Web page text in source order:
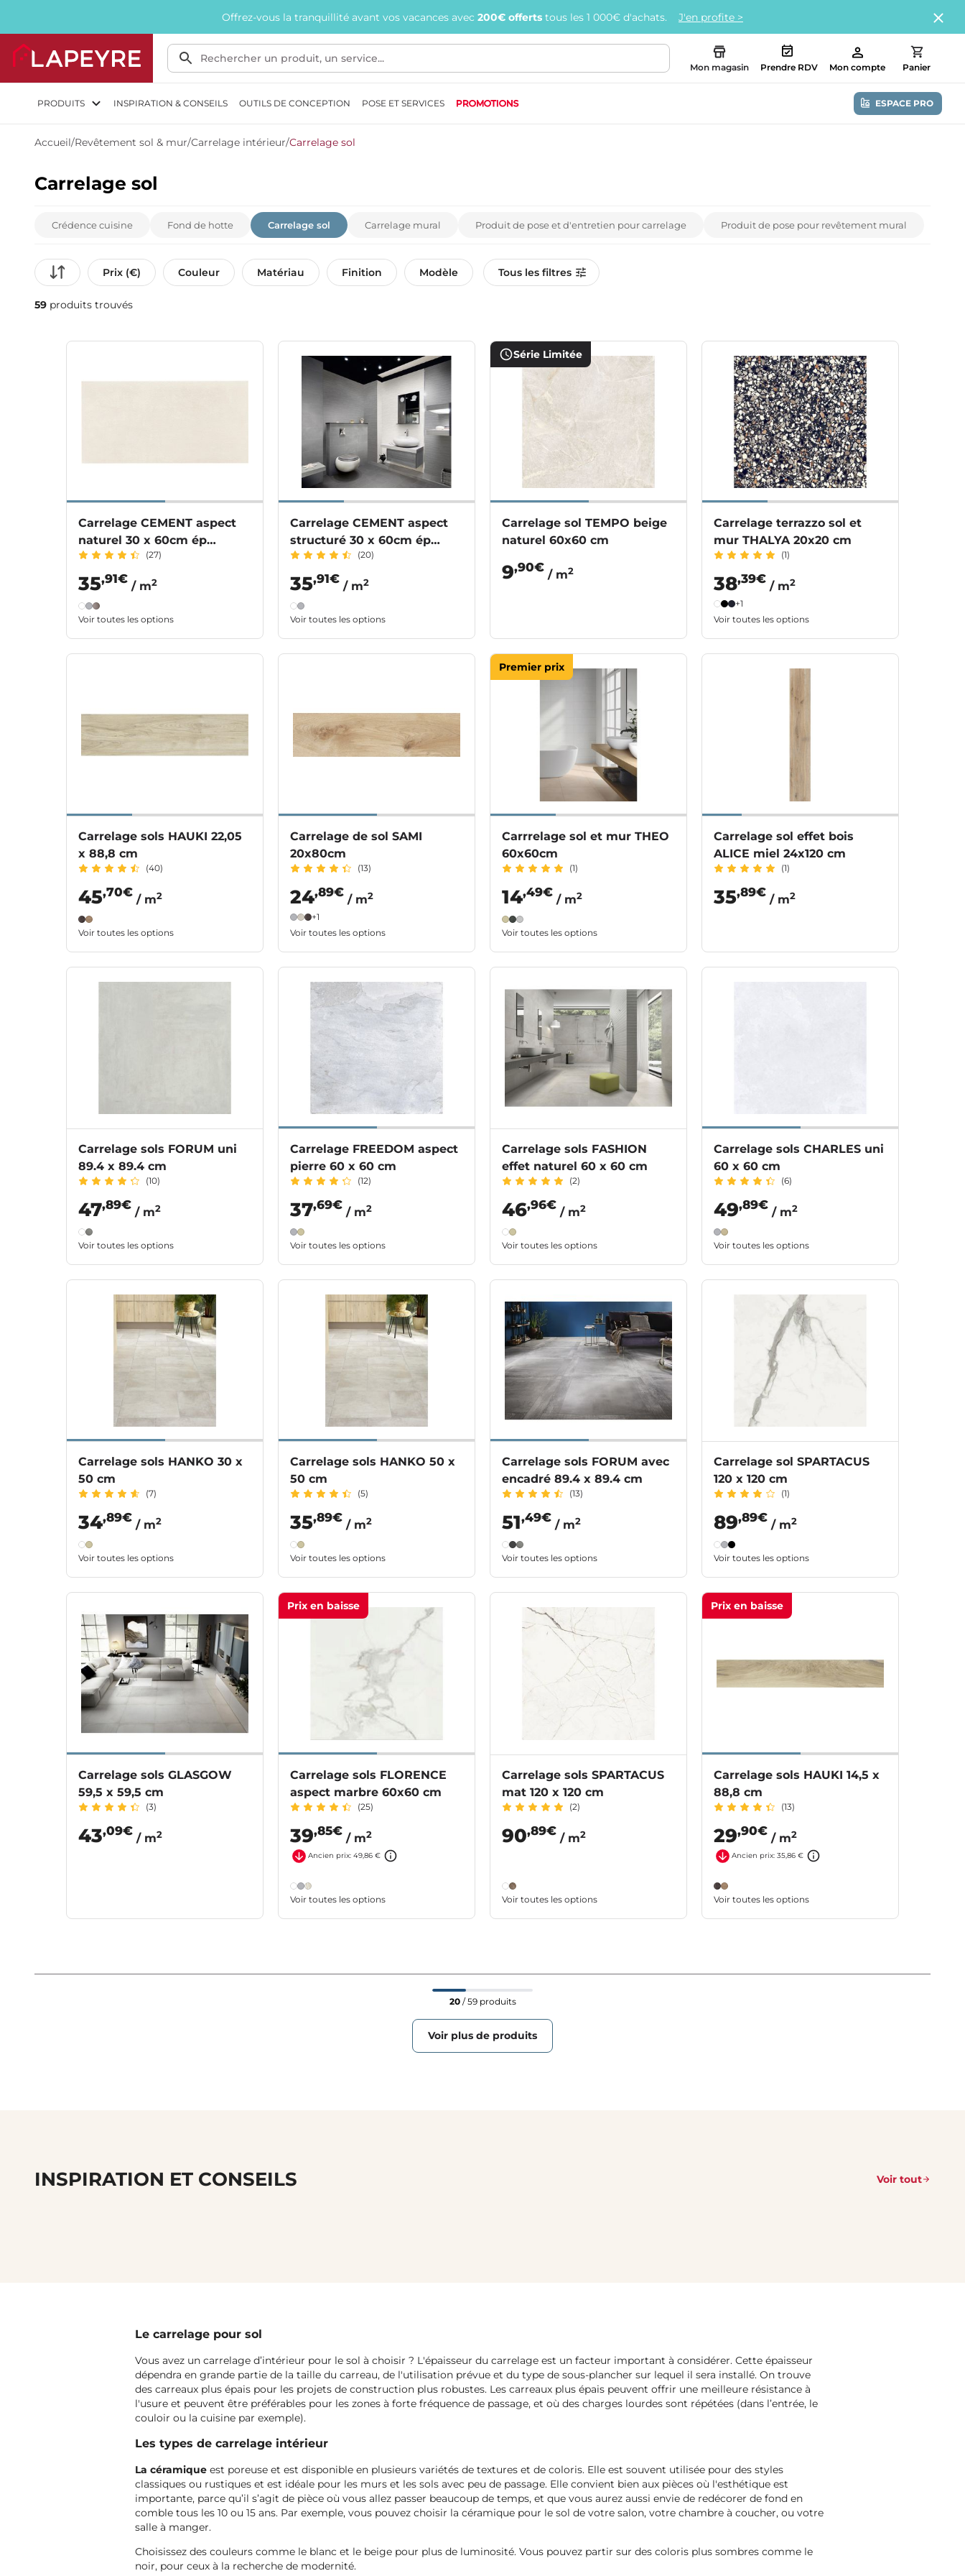
Offrez-vous la tranquillité avant vos vacances avec 200€ offerts tous les 1 000€ d'achats. J'en profite >
Mon magasin Prendre RDV Mon compte Panier
PRODUITS INSPIRATION & CONSEILS OUTILS DE CONCEPTION POSE ET SERVICES PROMOTIONS ESPACE PRO
Accueil/Revêtement sol & mur/Carrelage intérieur/Carrelage sol
Carrelage sol
Crédence cuisine Fond de hotte Carrelage sol Carrelage mural Produit de pose et d'entretien pour carrelage Produit de pose pour revêtement mural
Prix (€) Couleur Matériau Finition Modèle Tous les filtres
59 produits trouvés
Carrelage CEMENT aspect
naturel 30 x 60cm ép
9.5mm
(27)
35,91€
/ m2
Voir toutes les options
Carrelage CEMENT aspect
structuré 30 x 60cm ép
9.5mm
(20)
35,91€
/ m2
Voir toutes les options
Série Limitée
Carrelage sol TEMPO beige
naturel 60x60 cm
9,90€
/ m2
Carrelage terrazzo sol et
mur THALYA 20x20 cm
(1)
38,39€
/ m2
+1
Voir toutes les options
Carrelage sols HAUKI 22,05
x 88,8 cm
(40)
45,70€
/ m2
Voir toutes les options
Carrelage de sol SAMI
20x80cm
(13)
24,89€
/ m2
+1
Voir toutes les options
Premier prix
Carrrelage sol et mur THEO
60x60cm
(1)
14,49€
/ m2
Voir toutes les options
Carrelage sol effet bois
ALICE miel 24x120 cm
(1)
35,89€
/ m2
Carrelage sols FORUM uni
89.4 x 89.4 cm
(10)
47,89€
/ m2
Voir toutes les options
Carrelage FREEDOM aspect
pierre 60 x 60 cm
(12)
37,69€
/ m2
Voir toutes les options
Carrelage sols FASHION
effet naturel 60 x 60 cm
(2)
46,96€
/ m2
Voir toutes les options
Carrelage sols CHARLES uni
60 x 60 cm
(6)
49,89€
/ m2
Voir toutes les options
Carrelage sols HANKO 30 x
50 cm
(7)
34,89€
/ m2
Voir toutes les options
Carrelage sols HANKO 50 x
50 cm
(5)
35,89€
/ m2
Voir toutes les options
Carrelage sols FORUM avec
encadré 89.4 x 89.4 cm
(13)
51,49€
/ m2
Voir toutes les options
Carrelage sol SPARTACUS
120 x 120 cm
(1)
89,89€
/ m2
Voir toutes les options
Carrelage sols GLASGOW
59,5 x 59,5 cm
(3)
43,09€
/ m2
Prix en baisse
Carrelage sols FLORENCE
aspect marbre 60x60 cm
(25)
39,85€
/ m2
Ancien prix: 49,86 €
Voir toutes les options
Carrelage sols SPARTACUS
mat 120 x 120 cm
(2)
90,89€
/ m2
Voir toutes les options
Prix en baisse
Carrelage sols HAUKI 14,5 x
88,8 cm
(13)
29,90€
/ m2
Ancien prix: 35,86 €
Voir toutes les options
20/ 59 produits
Voir plus de produits
INSPIRATION ET CONSEILS Voir tout
Le carrelage pour sol
Vous avez un carrelage d’intérieur pour le sol à choisir ? L'épaisseur du carrelage est un facteur important à considérer. Cette épaisseur
dépendra en grande partie de la taille du carreau, de l'utilisation prévue et du type de sous-plancher sur lequel il sera installé. On trouve
des carreaux plus épais pour les projets de construction plus robustes. Les carreaux plus épais peuvent offrir une meilleure résistance à
l'usure et peuvent être préférables pour les zones à forte fréquence de passage, et où des charges lourdes sont répétées (dans l’entrée, le
couloir ou la cuisine par exemple).
Les types de carrelage intérieur
La céramique est poreuse et est disponible en plusieurs variétés de textures et de coloris. Elle est souvent utilisée pour des styles
classiques ou rustiques et est idéale pour les murs et les sols avec peu de passage. Elle convient bien aux pièces où l'esthétique est
importante, parce qu’il s’agit de pièce où vous allez passer beaucoup de temps, et que vous aurez aussi envie de redécorer de fond en
comble tous les 10 ou 15 ans. Par exemple, vous pouvez choisir la céramique pour le sol de votre salon, votre chambre à coucher, ou votre
salle à manger.
Choisissez des couleurs comme le blanc et le beige pour plus de luminosité. Vous pouvez partir sur des coloris plus sombres comme le
noir, pour ceux à la recherche de modernité.